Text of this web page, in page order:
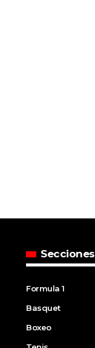
Secciones
Formula 1
Basquet
Boxeo